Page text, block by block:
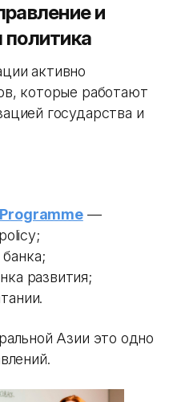
и
политика
активно
которые работают
государства и
—
развития;
Азии это одно